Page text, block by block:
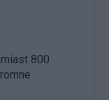
800